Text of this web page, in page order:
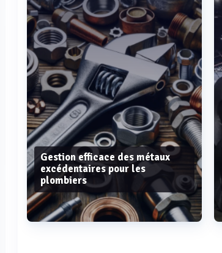
Gestion efficace des métaux
excédentaires pour les
plombiers